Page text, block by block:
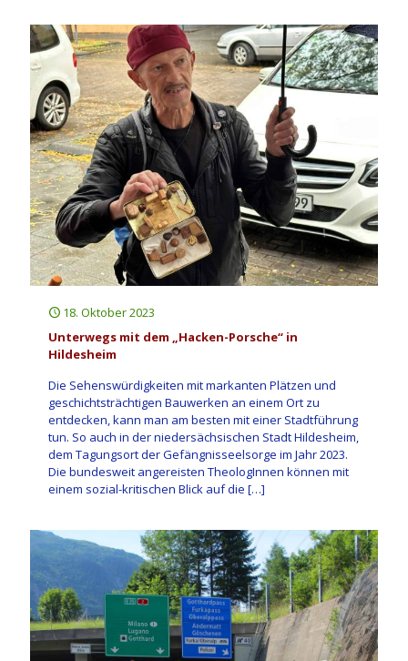
18. Oktober 2023
Unterwegs mit dem „Hacken-Porsche“ in
Hildesheim
Die Sehenswürdigkeiten mit markanten Plätzen und
geschichtsträchtigen Bauwerken an einem Ort zu
entdecken, kann man am besten mit einer Stadtführung
tun. So auch in der niedersächsischen Stadt Hildesheim,
dem Tagungsort der Gefängnisseelsorge im Jahr 2023.
Die bundesweit angereisten TheologInnen können mit
einem sozial-kritischen Blick auf die […]